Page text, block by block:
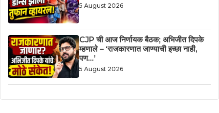
5 August 2026
CJP ची आज निर्णायक बैठक; अभिजीत दिपके
म्हणाले – ‘राजकारणात जाण्याची इच्छा नाही,
पण…’
5 August 2026